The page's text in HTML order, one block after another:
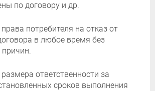
по договору и др.
потребителя на отказ от
в любое время без
ответственности за
сроков выполнения